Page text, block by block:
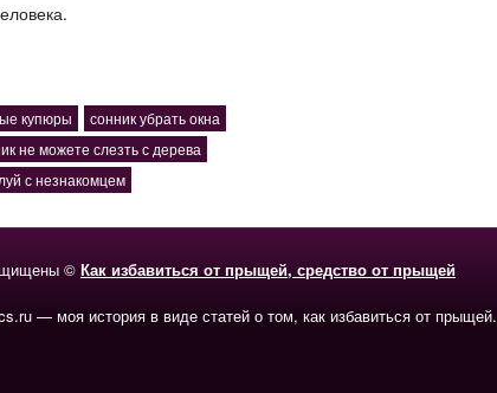
купюры
сонник убрать окна
не можете слезть с дерева
с незнакомцем
© Как избавиться от прыщей, средство от прыщей
— моя история в виде статей о том, как избавиться от прыщей.